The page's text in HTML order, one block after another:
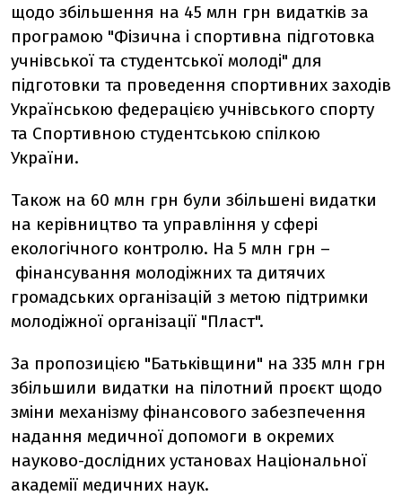
щодо збільшення на 45 млн грн видатків за
програмою "Фізична і спортивна підготовка
учнівської та студентської молоді" для
підготовки та проведення спортивних заходів
Українською федерацією учнівського спорту
та Спортивною студентською спілкою
України.
Також на 60 млн грн були збільшені видатки
на керівництво та управління у сфері
екологічного контролю. На 5 млн грн –
фінансування молодіжних та дитячих
громадських організацій з метою підтримки
молодіжної організації "Пласт".
За пропозицією "Батьківщини" на 335 млн грн
збільшили видатки на пілотний проєкт щодо
зміни механізму фінансового забезпечення
надання медичної допомоги в окремих
науково-дослідних установах Національної
академії медичних наук.